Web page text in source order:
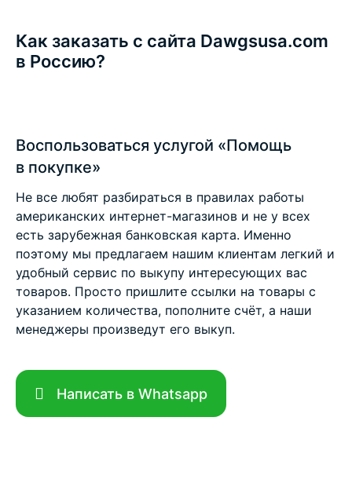
Как заказать с сайта Dawgsusa.com
в Россию?
Воспользоваться услугой «Помощь
в покупке»
Не все любят разбираться в правилах работы
американских интернет-магазинов и не у всех
есть зарубежная банковская карта. Именно
поэтому мы предлагаем нашим клиентам легкий и
удобный сервис по выкупу интересующих вас
товаров. Просто пришлите ссылки на товары с
указанием количества, пополните счёт, а наши
менеджеры произведут его выкуп.
Написать в Whatsapp